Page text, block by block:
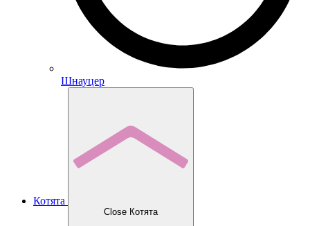
Шнауцер
Котята
Close Котята